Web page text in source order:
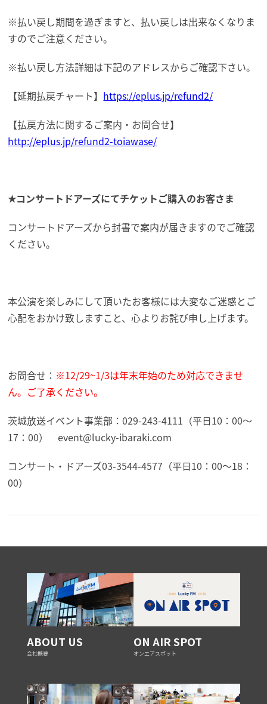
※払い戻し期間を過ぎますと、払い戻しは出来なくなりま
すのでご注意ください。
※払い戻し方法詳細は下記のアドレスからご確認下さい。
【延期払戻チャート】 https://eplus.jp/refund2/
【払戻方法に関するご案内・お問合せ】
http://eplus.jp/refund2-toiawase/
★コンサートドアーズにてチケットご購入のお客さま
コンサートドアーズから封書で案内が届きますのでご確認
ください。
本公演を楽しみにして頂いたお客様には大変なご迷惑とご
心配をおかけ致しますこと、心よりお詫び申し上げます。
お問合せ： ※12/29~1/3は年末年始のため対応できませ
ん。ご了承ください。
茨城放送イベント事業部：029-243-4111（平日10：00～
17：00） event@lucky-ibaraki.com
コンサート・ドアーズ03-3544-4577（平日10：00～18：
00）
ABOUT US
会社概要
ON AIR SPOT
オンエアスポット